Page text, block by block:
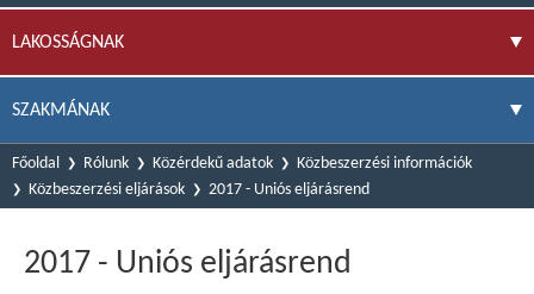
LAKOSSÁGNAK
SZAKMÁNAK
Főoldal Rólunk Közérdekű adatok
Közbeszerzési információk
Közbeszerzési eljárások
2017 - Uniós eljárásrend
2017 - Uniós eljárásrend